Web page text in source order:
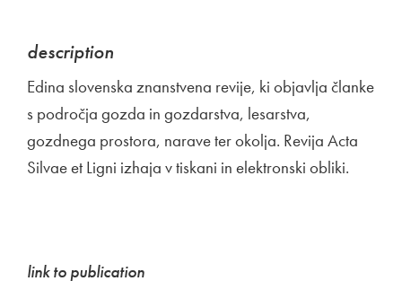
description
Edina slovenska znanstvena revije, ki objavlja članke
s področja gozda in gozdarstva, lesarstva,
gozdnega prostora, narave ter okolja. Revija Acta
Silvae et Ligni izhaja v tiskani in elektronski obliki.
External link to
link to publication